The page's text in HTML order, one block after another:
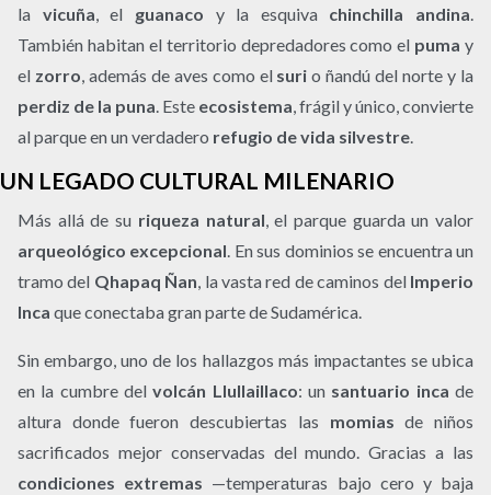
la vicuña , el guanaco y la esquiva chinchilla andina
También habitan el territorio depredadores como el puma y
el zorro , además de aves como el suri o ñandú del norte y la
perdiz de la puna . Este ecosistema , frágil y único, convierte
al parque en un verdadero refugio de vida silvestre
UN LEGADO CULTURAL MILENARIO
Más allá de su riqueza natural, el parque guarda un valor
arqueológico excepcional. En sus dominios se encuentra un
tramo del Qhapaq Ñan, la vasta red de caminos del Imperio
Inca que conectaba gran parte de Sudamérica.
Sin embargo, uno de los hallazgos más impactantes se ubica
en la cumbre delvolcán Llullaillaco: un santuario inca de
altura donde fueron descubiertas las momias de niños
sacrificados mejor conservadas del mundo. Gracias a las
condiciones extremas —temperaturas bajo cero y baja